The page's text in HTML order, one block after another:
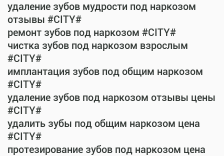
удаление зубов мудрости под наркозом
отзывы #CITY#
ремонт зубов под наркозом #CITY#
чистка зубов под наркозом взрослым
#CITY#
имплантация зубов под общим наркозом
#CITY#
удаление зубов под наркозом отзывы цены
#CITY#
удалить зубы под общим наркозом цена
#CITY#
протезирование зубов под наркозом цена